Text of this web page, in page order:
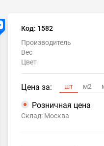
Код: 1582
Производитель
Вес
Цвет
Цена за: шт м2
Розничная цена
Склад: Москва